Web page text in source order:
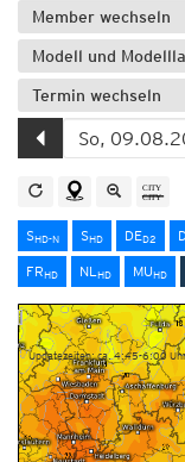
Member wechseln
Modell und
Termin wechseln
SHD-N SHD DED2
FRHD NLHD MUHD
Updatezeiten: ca. 4:45-6:00